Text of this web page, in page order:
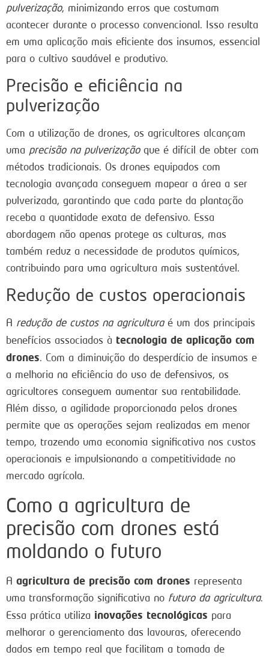
pulverização, minimizando erros que costumam
acontecer durante o processo convencional. Isso resulta
em uma aplicação mais eficiente dos insumos, essencial
para o cultivo saudável e produtivo.
Precisão e eficiência na
pulverização
Com a utilização de drones, os agricultores alcançam
uma precisão na pulverizaçãoque é difícil de obter com
métodos tradicionais. Os drones equipados com
tecnologia avançada conseguem mapear a área a ser
pulverizada, garantindo que cada parte da plantação
receba a quantidade exata de defensivo. Essa
abordagem não apenas protege as culturas, mas
também reduz a necessidade de produtos químicos,
contribuindo para uma agricultura mais sustentável.
Redução de custos operacionais
A redução de custos na agriculturaé um dos principais
benefícios associados à tecnologia de aplicação com
drones. Com a diminuição do desperdício de insumos e
a melhoria na eficiência do uso de defensivos, os
agricultores conseguem aumentar sua rentabilidade.
Além disso, a agilidade proporcionada pelos drones
permite que as operações sejam realizadas em menor
tempo, trazendo uma economia significativa nos custos
operacionais e impulsionando a competitividade no
mercado agrícola.
Como a agricultura de
precisão com drones está
moldando o futuro
A agricultura de precisão com drones representa
uma transformação significativa no futuro da agricultura.
Essa prática utiliza inovações tecnológicas para
melhorar o gerenciamento das lavouras, oferecendo
dados em tempo real que facilitam a tomada de